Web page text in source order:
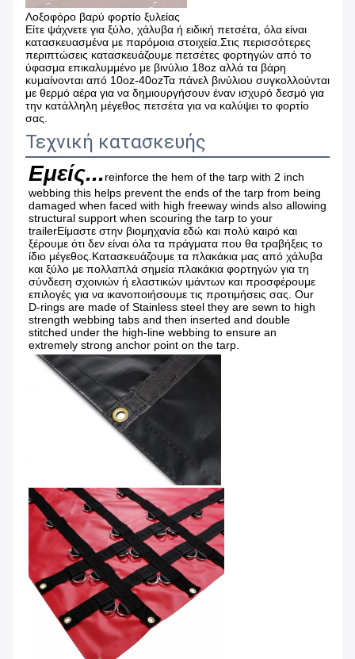
Λοξοφόρο βαρύ φορτίο ξυλείας
Είτε ψάχνετε για ξύλο, χάλυβα ή ειδική πετσέτα, όλα είναι
κατασκευασμένα με παρόμοια στοιχεία.Στις περισσότερες
περιπτώσεις κατασκευάζουμε πετσέτες φορτηγών από το
ύφασμα επικαλυμμένο με βινύλιο 18oz αλλά τα βάρη
κυμαίνονται από 10oz-40ozΤα πάνελ βινύλιου συγκολλούνται
με θερμό αέρα για να δημιουργήσουν έναν ισχυρό δεσμό για
την κατάλληλη μέγεθος πετσέτα για να καλύψει το φορτίο
σας.
Τεχνική κατασκευής
Εμείς...reinforce the hem of the tarp with 2 inch
webbing this helps prevent the ends of the tarp from being
damaged when faced with high freeway winds also allowing
structural support when scouring the tarp to your
trailerΕίμαστε στην βιομηχανία εδώ και πολύ καιρό και
ξέρουμε ότι δεν είναι όλα τα πράγματα που θα τραβήξεις το
ίδιο μέγεθος.Κατασκευάζουμε τα πλακάκια μας από χάλυβα
και ξύλο με πολλαπλά σημεία πλακάκια φορτηγών για τη
σύνδεση σχοινιών ή ελαστικών ιμάντων και προσφέρουμε
επιλογές για να ικανοποιήσουμε τις προτιμήσεις σας. Our
D-rings are made of Stainless steel they are sewn to high
strength webbing tabs and then inserted and double
stitched under the high-line webbing to ensure an
extremely strong anchor point on the tarp.